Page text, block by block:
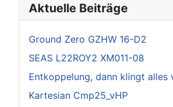
Aktuelle Beiträge
Ground Zero GZHW 16-D2
SEAS L22ROY2 XM011-08
Entkoppelung, dann klingt alles
Kartesian Cmp25_vHP